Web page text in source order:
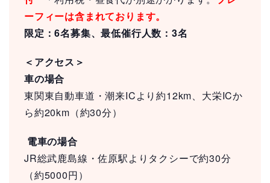
ーフィーは含まれております。
限定：6名募集、最低催行人数：3名
＜アクセス＞
車の場合
東関東自動車道・潮来ICより約12km、大栄ICか
ら約20km（約30分）
電車の場合
JR総武鹿島線・佐原駅よりタクシーで約30分
（約5000円）